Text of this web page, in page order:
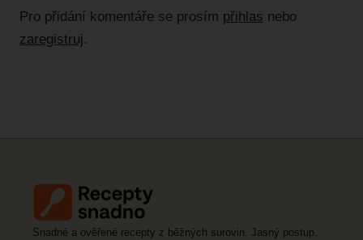
Pro přidání komentáře se prosím přihlas nebo
zaregistruj.
Snadné a ověřené recepty z běžných surovin. Jasný postup,